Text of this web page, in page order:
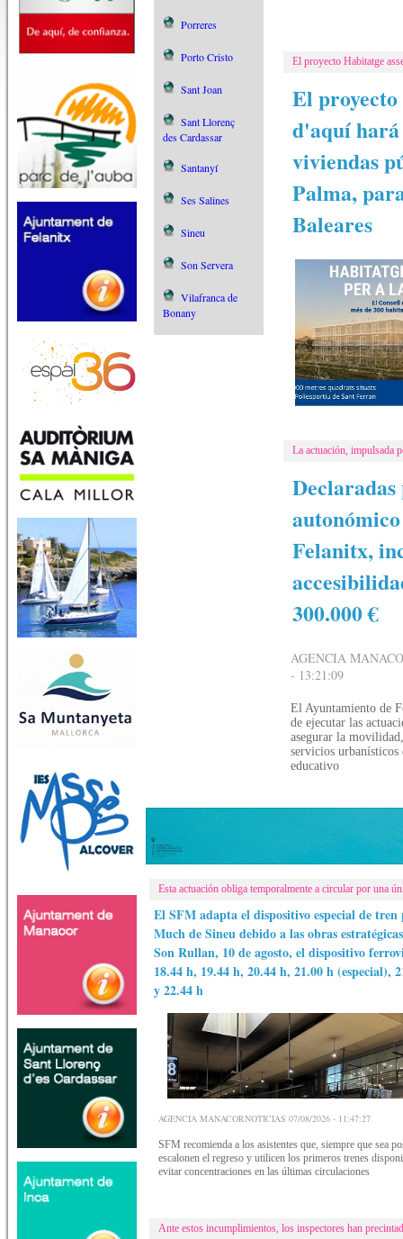
Porreres
Porto Cristo
Sant Joan
Sant Llorenç
des Cardassar
Santanyí
Ses Salines
Sineu
Son Servera
Vilafranca de
Bonany
El proyecto Habitatge
El
d'aquí hará
viviendas
Palma,
Baleares
La actuación, impulsada
Felanitx,
300.000 €
AGENCIA
- 13:21:09
El Ayuntamiento de
de ejecutar las
asegurar la
servicios
educativo
Esta actuación obliga temporalmente a circular por una
El SFM adapta el dispositivo especial de tren
Much de Sineu debido a las obras
Son Rullan, 10 de agosto, el dispositivo
18.44 h, 19.44 h, 20.44 h, 21.00 h (especial),
y 22.44 h
AGENCIA MANACORNOTICIAS 07/08/2026 - 11:47:27
SFM recomienda a los asistentes que, siempre que sea
escalonen el regreso y utilicen los primeros trenes
evitar concentraciones en las últimas circulaciones
Ante estos incumplimientos, los inspectores han